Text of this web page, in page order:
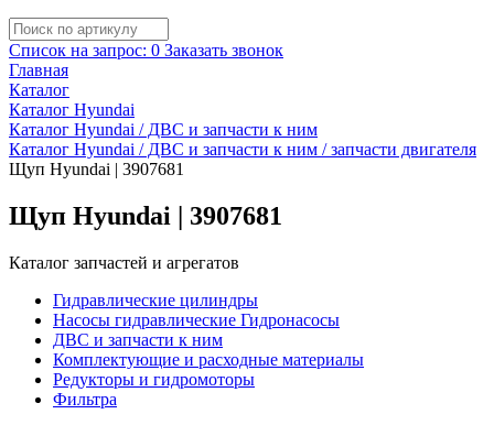
Список на запрос: 0 Заказать звонок
Главная
Каталог
Каталог Hyundai
Каталог Hyundai / ДВС и запчасти к ним
Каталог Hyundai / ДВС и запчасти к ним / запчасти двигателя
Щуп Hyundai | 3907681
Щуп Hyundai | 3907681
Каталог запчастей и агрегатов
Гидравлические цилиндры
Насосы гидравлические Гидронасосы
ДВС и запчасти к ним
Комплектующие и расходные материалы
Редукторы и гидромоторы
Фильтра